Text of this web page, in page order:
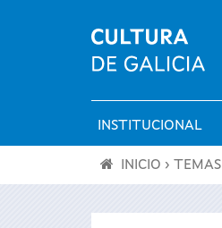
Menú
principal
INSTITUCIONAL
INICIO › TEMAS